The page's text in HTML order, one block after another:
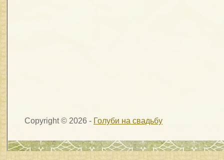
Copyright © 2026 - Голуби на свадьбу